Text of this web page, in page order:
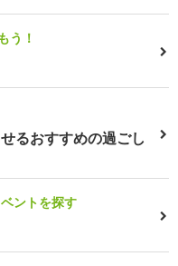
う！
るおすすめの過ごし
ントを探す